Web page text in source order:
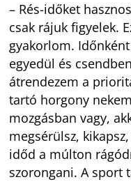
– Rés-időket
csak rájuk figyelek.
gyakorlom.
egyedül és
átrendezem a
tartó horgony
mozgásban vagy,
megsérülsz,
időd a múlton
szorongani. A sport